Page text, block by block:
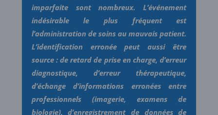
imparfaite sont nombreux. L’événement
indésirable le plus fréquent est
l’administration de soins au mauvais patient.
L’identification erronée peut aussi être
source : de retard de prise en charge, d’erreur
diagnostique, d’erreur thérapeutique,
d’échange d’informations erronées entre
professionnels (imagerie, examens de
biologie), d’enregistrement de données de